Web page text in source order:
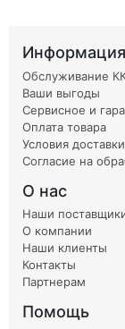
Обслуживание
Ваши выгоды
Сервисное и
Оплата товара
Условия доставки
Согласие на
О нас
Наши
О компании
Наши клиенты
Контакты
Партнерам
Помощь